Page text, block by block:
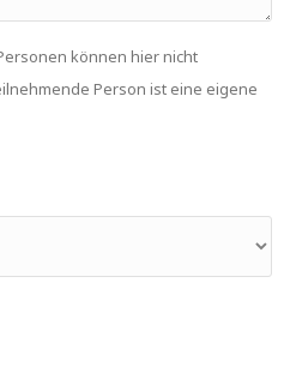
können hier nicht
Person ist eine eigene